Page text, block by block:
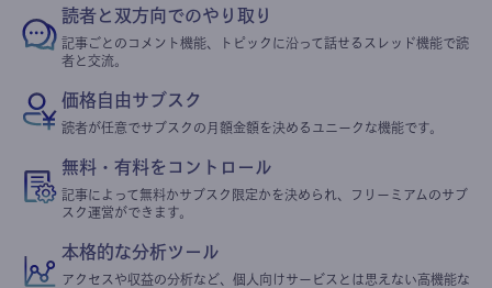
読者と双方向でのやり取り
記事ごとのコメント機能、トピックに沿って話せるスレッド機能で読
者と交流。
価格自由サブスク
読者が任意でサブスクの月額金額を決めるユニークな機能です。
無料・有料をコントロール
記事によって無料かサブスク限定かを決められ、フリーミアムのサブ
スク運営ができます。
本格的な分析ツール
アクセスや収益の分析など、個人向けサービスとは思えない高機能な